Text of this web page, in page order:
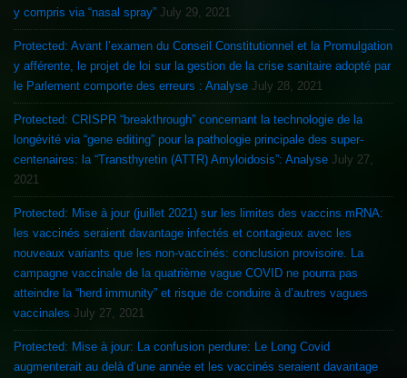
y compris via “nasal spray” July 29, 2021
Protected: Avant l’examen du Conseil Constitutionnel et la Promulgation
y afférente, le projet de loi sur la gestion de la crise sanitaire adopté par
le Parlement comporte des erreurs : Analyse July 28, 2021
Protected: CRISPR “breakthrough” concernant la technologie de la
longévité via “gene editing” pour la pathologie principale des super-
centenaires: la “Transthyretin (ATTR) Amyloidosis”: Analyse July 27,
2021
Protected: Mise à jour (juillet 2021) sur les limites des vaccins mRNA:
les vaccinés seraient davantage infectés et contagieux avec les
nouveaux variants que les non-vaccinés: conclusion provisoire. La
campagne vaccinale de la quatrième vague COVID ne pourra pas
atteindre la “herd immunity” et risque de conduire à d’autres vagues
vaccinales July 27, 2021
Protected: Mise à jour: La confusion perdure: Le Long Covid
augmenterait au delà d’une année et les vaccinés seraient davantage